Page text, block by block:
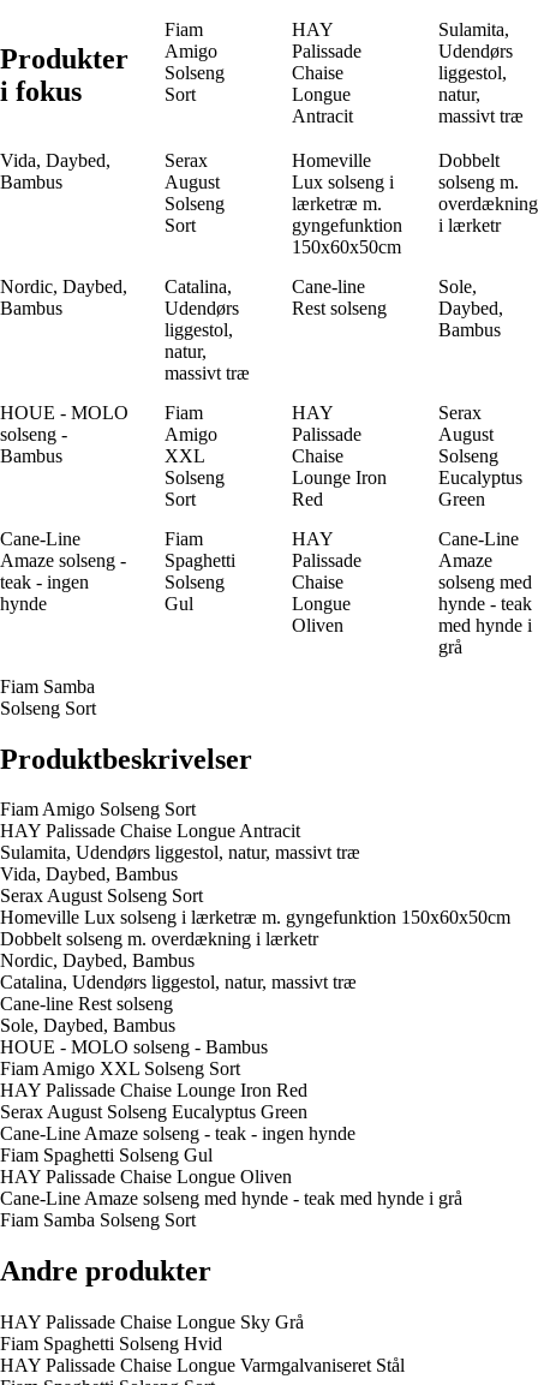
Produkter
i fokus
Fiam
Amigo
Solseng
Sort
HAY
Palissade
Chaise
Longue
Antracit
Sulamita,
Udendørs
liggestol,
natur,
massivt træ
Vida, Daybed,
Bambus
Serax
August
Solseng
Sort
Homeville
Lux solseng i
lærketræ m.
gyngefunktion
150x60x50cm
Dobbelt
solseng m.
overdækning
i lærketr
Nordic, Daybed,
Bambus
Catalina,
Udendørs
liggestol,
natur,
massivt træ
Cane-line
Rest solseng
Sole,
Daybed,
Bambus
HOUE - MOLO
solseng -
Bambus
Fiam
Amigo
XXL
Solseng
Sort
HAY
Palissade
Chaise
Lounge Iron
Red
Serax
August
Solseng
Eucalyptus
Green
Cane-Line
Amaze solseng -
teak - ingen
hynde
Fiam
Spaghetti
Solseng
Gul
HAY
Palissade
Chaise
Longue
Oliven
Cane-Line
Amaze
solseng med
hynde - teak
med hynde i
grå
Fiam Samba
Solseng Sort
Produktbeskrivelser
Fiam Amigo Solseng Sort
HAY Palissade Chaise Longue Antracit
Sulamita, Udendørs liggestol, natur, massivt træ
Vida, Daybed, Bambus
Serax August Solseng Sort
Homeville Lux solseng i lærketræ m. gyngefunktion 150x60x50cm
Dobbelt solseng m. overdækning i lærketr
Nordic, Daybed, Bambus
Catalina, Udendørs liggestol, natur, massivt træ
Cane-line Rest solseng
Sole, Daybed, Bambus
HOUE - MOLO solseng - Bambus
Fiam Amigo XXL Solseng Sort
HAY Palissade Chaise Lounge Iron Red
Serax August Solseng Eucalyptus Green
Cane-Line Amaze solseng - teak - ingen hynde
Fiam Spaghetti Solseng Gul
HAY Palissade Chaise Longue Oliven
Cane-Line Amaze solseng med hynde - teak med hynde i grå
Fiam Samba Solseng Sort
Andre produkter
HAY Palissade Chaise Longue Sky Grå
Fiam Spaghetti Solseng Hvid
HAY Palissade Chaise Longue Varmgalvaniseret Stål